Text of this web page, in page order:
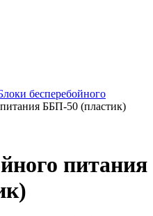
бесперебойного
ББП-50 (пластик)
питания